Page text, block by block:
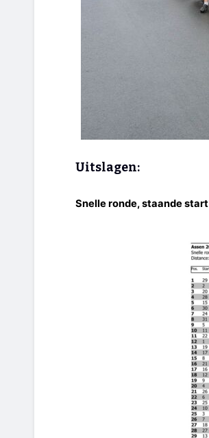
Uitslagen:
Snelle ronde, staande start